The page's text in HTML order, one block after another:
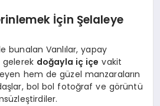
İçin Şelaleye
bunalan Vanlılar, yapay
gelerek doğayla iç içe vakit
hem de güzel manzaraların
bol bol fotoğraf ve görüntü